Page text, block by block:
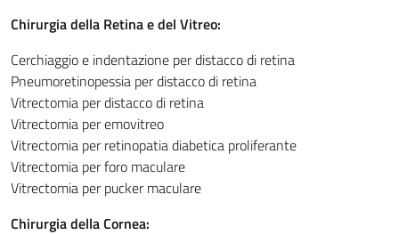
Chirurgia della Retina e del Vitreo:
Cerchiaggio e indentazione per distacco di retina
Pneumoretinopessia per distacco di retina
Vitrectomia per distacco di retina
Vitrectomia per emovitreo
Vitrectomia per retinopatia diabetica proliferante
Vitrectomia per foro maculare
Vitrectomia per pucker maculare
Chirurgia della Cornea: